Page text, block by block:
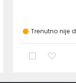
Trenutno nije